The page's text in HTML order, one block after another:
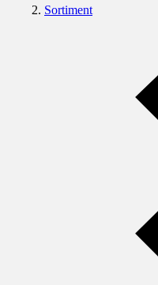
Sortiment